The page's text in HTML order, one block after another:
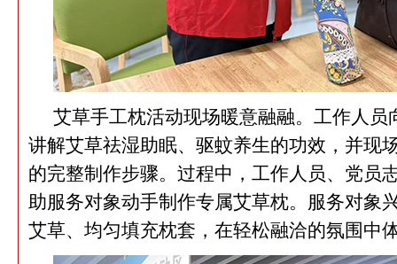
艾草手工枕活动现场暖意融融。工作人
讲解艾草祛湿助眠、驱蚊养生的功效，并现
的完整制作步骤。过程中，工作人员、党员
助服务对象动手制作专属艾草枕。服务对象
艾草、均匀填充枕套，在轻松融洽的氛围中